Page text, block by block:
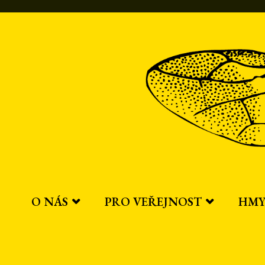
O NÁS PRO VEŘEJNOST